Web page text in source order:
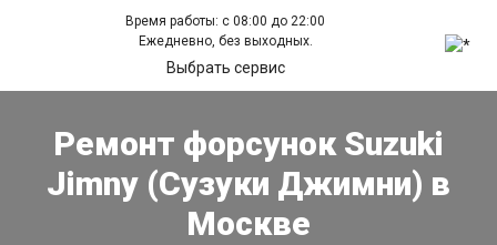
Время работы: с 08:00 до 22:00
Ежедневно, без выходных.
Выбрать сервис
Ремонт форсунок Suzuki
Jimny (Сузуки Джимни) в
Москве